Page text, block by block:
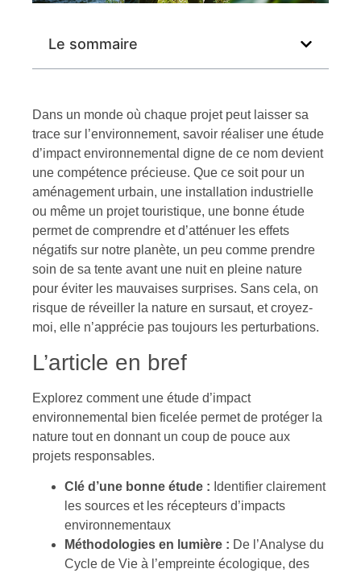
Le sommaire
Dans un monde où chaque projet peut laisser sa
trace sur l’environnement, savoir réaliser une étude
d’impact environnemental digne de ce nom devient
une compétence précieuse. Que ce soit pour un
aménagement urbain, une installation industrielle
ou même un projet touristique, une bonne étude
permet de comprendre et d’atténuer les effets
négatifs sur notre planète, un peu comme prendre
soin de sa tente avant une nuit en pleine nature
pour éviter les mauvaises surprises. Sans cela, on
risque de réveiller la nature en sursaut, et croyez-
moi, elle n’apprécie pas toujours les perturbations.
L’article en bref
Explorez comment une étude d’impact
environnemental bien ficelée permet de protéger la
nature tout en donnant un coup de pouce aux
projets responsables.
Clé d’une bonne étude : Identifier clairement
les sources et les récepteurs d’impacts
environnementaux
Méthodologies en lumière : De l’Analyse du
Cycle de Vie à l’empreinte écologique, des